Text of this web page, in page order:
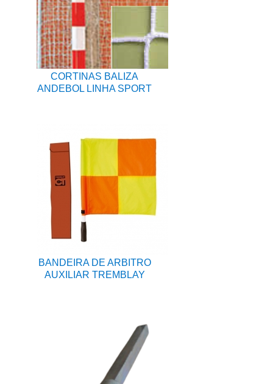
CORTINAS BALIZA
ANDEBOL LINHA SPORT
BANDEIRA DE ARBITRO
AUXILIAR TREMBLAY